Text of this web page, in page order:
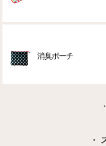
消臭ポーチ
・
・